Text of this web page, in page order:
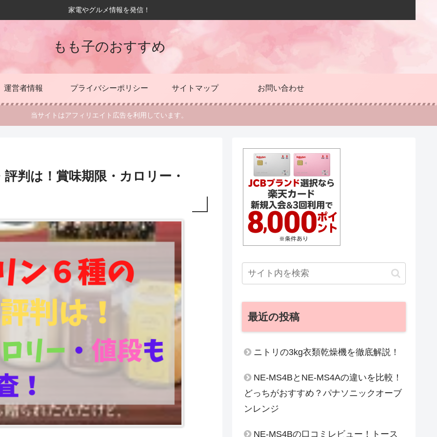
家電やグルメ情報を発信！
もも子のおすすめ
運営者情報 プライバシーポリシー サイトマップ お問い合わせ
当サイトはアフィリエイト広告を利用しています。
判は！賞味期限・カロリー・
最近の投稿
ニトリの3kg衣類乾燥機を徹底解説！
NE-MS4BとNE-MS4Aの違いを比較！
どっちがおすすめ？パナソニックオーブ
ンレンジ
NE-MS4Bの口コミレビュー！トース